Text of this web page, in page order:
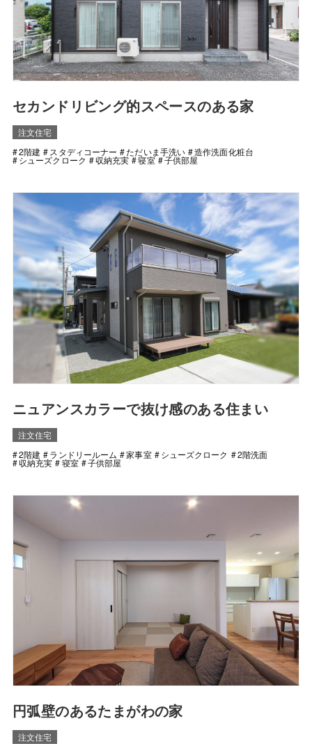
セカンドリビング的スペースのある家
注文住宅
2階建
スタディコーナー ただいま手洗い 造作洗面化粧台
シューズクローク 収納充実 寝室 子供部屋
ニュアンスカラーで抜け感のある住まい
注文住宅
2階建
ランドリールーム 家事室 シューズクローク 2階洗面
収納充実 寝室 子供部屋
円弧壁のあるたまがわの家
注文住宅